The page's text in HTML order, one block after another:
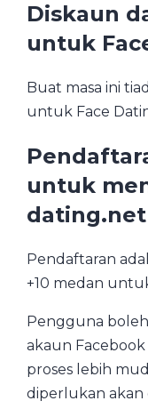
Diskaun
untuk
Buat masa ini
untuk Face
untuk
dating.net
Pendaftaran
+10 medan
Pengguna
akaun
proses lebih
diperlukan akan